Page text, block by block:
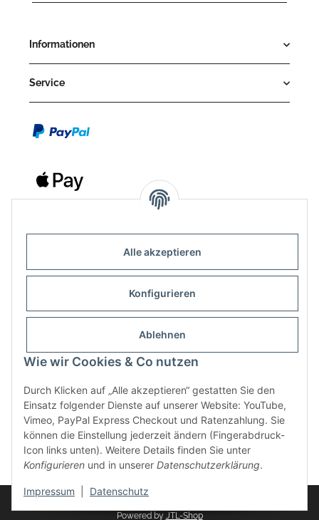
Alle akzeptieren
Konfigurieren
Ablehnen
Wie wir Cookies & Co nutzen
Durch Klicken auf „Alle akzeptieren“ gestatten Sie den
Einsatz folgender Dienste auf unserer Website: YouTube,
Vimeo, PayPal Express Checkout und Ratenzahlung. Sie
können die Einstellung jederzeit ändern (Fingerabdruck-
Icon links unten). Weitere Details finden Sie unter
Konfigurieren und in unserer Datenschutzerklärung.
Impressum Datenschutz
Informationen
Service
Outdoor-Consulting GmbH
Kreuzäcker 13/1
D-88214 Ravensburg
+49 (751) 65285530
info@klettershop.de
www.klettershop.de
* Alle Preise inkl. gesetzlicher USt.
Powered by JTL-Shop